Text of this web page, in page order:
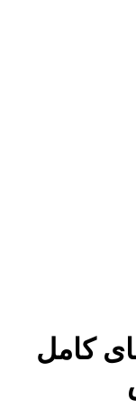
کامل